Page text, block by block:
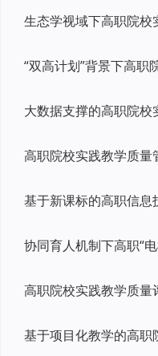
生态学视域下高职院校
“双高计划”背景下高职
大数据支撑的高职院校
高职院校实践教学质量
基于新课标的高职信息
协同育人机制下高职“
高职院校实践教学质量
基于项目化教学的高职